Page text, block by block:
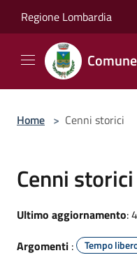
Regione Lombardia
Home > Cenni storici
Cenni storici
Ultimo aggiornamento:
Argomenti : Tempo